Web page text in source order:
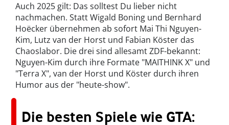
Auch 2025 gilt: Das solltest Du lieber nicht
nachmachen. Statt Wigald Boning und Bernhard
Hoëcker übernehmen ab sofort Mai Thi Nguyen-
Kim, Lutz van der Horst und Fabian Köster das
Chaoslabor. Die drei sind allesamt ZDF-bekannt:
Nguyen-Kim durch ihre Formate "MAITHINK X" und
"Terra X", van der Horst und Köster durch ihren
Humor aus der "heute-show".
Die besten Spiele wie GTA: